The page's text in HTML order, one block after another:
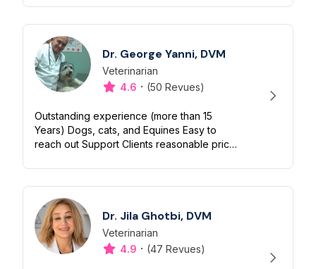
honor more than 35 yrs ago. Then she was
teachi...
Dr. George Yanni, DVM
Désignation
Veterinarian
Capacités
4.6 · (50 Revues)
Outstanding experience (more than 15
Years) Dogs, cats, and Equines Easy to
reach out Support Clients reasonable price
communication Skills
Dr. Jila Ghotbi, DVM
Désignation
Veterinarian
Capacités
4.9 · (47 Revues)